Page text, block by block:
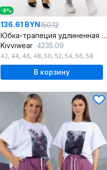
-9%
136.61 BYN150.12
Юбка-трапеция удлиненная из костюмной ткани с карманами
Kivviwear 4235.09
42, 44, 46, 48, 50, 52, 54, 56, 58
В корзину